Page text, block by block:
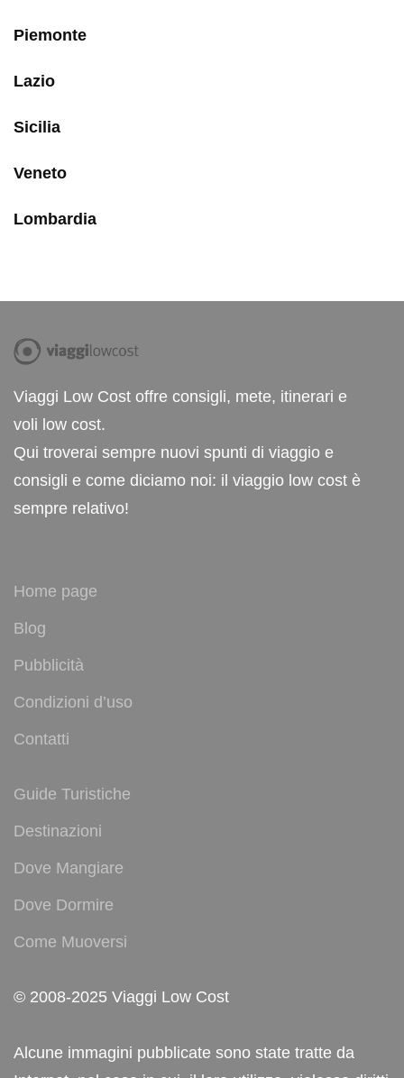
Piemonte
Lazio
Sicilia
Veneto
Lombardia
Viaggi Low Cost offre consigli, mete, itinerari e
voli low cost.
Qui troverai sempre nuovi spunti di viaggio e
consigli e come diciamo noi: il viaggio low cost è
sempre relativo!
Home page
Blog
Pubblicità
Condizioni d’uso
Contatti
Guide Turistiche
Destinazioni
Dove Mangiare
Dove Dormire
Come Muoversi
© 2008-2025 Viaggi Low Cost
Alcune immagini pubblicate sono state tratte da